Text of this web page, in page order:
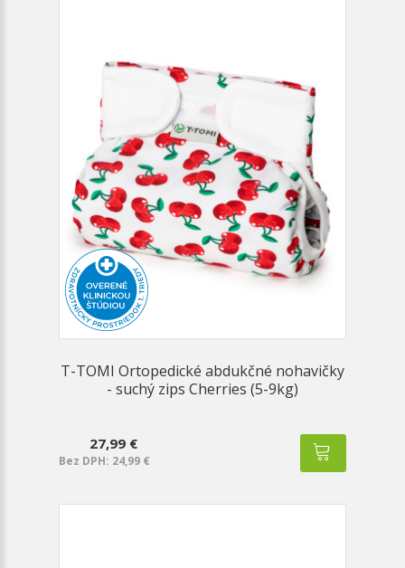
T-TOMI Ortopedické abdukčné nohavičky
- suchý zips Cherries (5-9kg)
27,99 €
Bez DPH: 24,99 €